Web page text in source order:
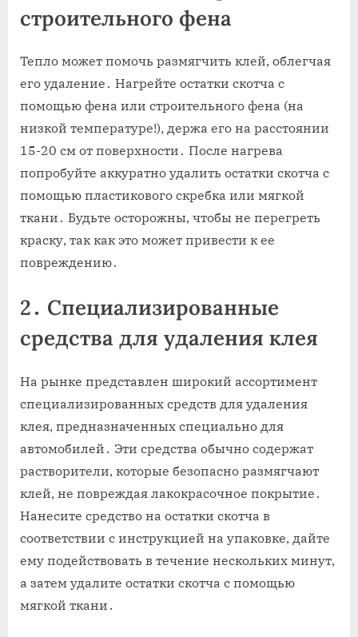
строительного фена
Тепло может помочь размягчить клей‚ облегчая
его удаление․ Нагрейте остатки скотча с
помощью фена или строительного фена (на
низкой температуре!)‚ держа его на расстоянии
15-20 см от поверхности․ После нагрева
попробуйте аккуратно удалить остатки скотча с
помощью пластикового скребка или мягкой
ткани․ Будьте осторожны‚ чтобы не перегреть
краску‚ так как это может привести к ее
повреждению․
2․ Специализированные
средства для удаления клея
На рынке представлен широкий ассортимент
специализированных средств для удаления
клея‚ предназначенных специально для
автомобилей․ Эти средства обычно содержат
растворители‚ которые безопасно размягчают
клей‚ не повреждая лакокрасочное покрытие․
Нанесите средство на остатки скотча в
соответствии с инструкцией на упаковке‚ дайте
ему подействовать в течение нескольких минут‚
а затем удалите остатки скотча с помощью
мягкой ткани․